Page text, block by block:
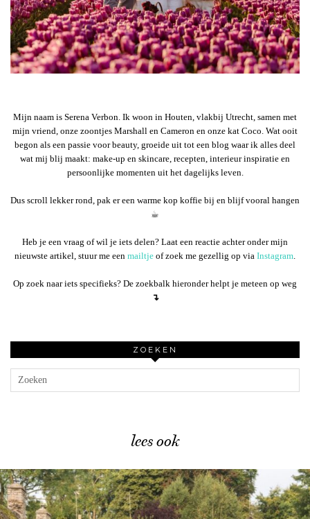
Mijn naam is Serena Verbon. Ik woon in Houten, vlakbij Utrecht, samen met
mijn vriend, onze zoontjes Marshall en Cameron en onze kat Coco. Wat ooit
begon als een passie voor beauty, groeide uit tot een blog waar ik alles deel
wat mij blij maakt: make-up en skincare, recepten, interieur inspiratie en
persoonlijke momenten uit het dagelijks leven.
Dus scroll lekker rond, pak er een warme kop koffie bij en blijf vooral hangen
☕︎
Heb je een vraag of wil je iets delen? Laat een reactie achter onder mijn
nieuwste artikel, stuur me een mailtje of zoek me gezellig op via Instagram
Op zoek naar iets specifieks? De zoekbalk hieronder helpt je meteen op weg
↴
ZOEKEN
lees ook